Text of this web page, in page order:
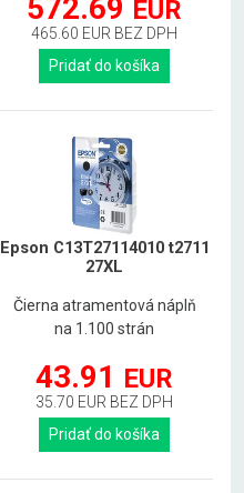
572.69 EUR
465.60 EUR BEZ DPH
Pridať do košíka
Epson C13T27114010 t2711
27XL
Čierna atramentová náplň
na 1.100 strán
43.91 EUR
35.70 EUR BEZ DPH
Pridať do košíka